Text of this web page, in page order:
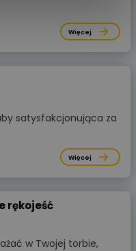
Więcej
satysfakcjonująca za
Więcej
rękojeść
w Twojej torbie,